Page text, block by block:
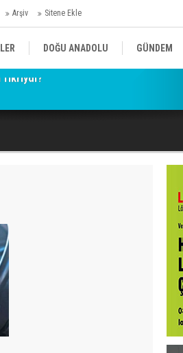
Arşiv Sitene Ekle
DOĞU ANADOLU GÜNDEM